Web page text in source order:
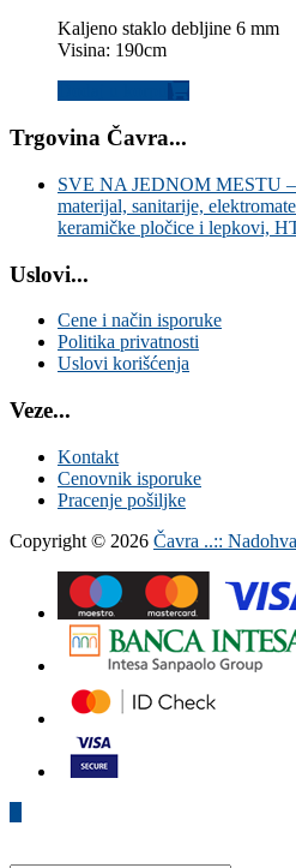
Kaljeno staklo debljine 6 mm
Visina: 190cm
Trgovina Čavra...
SVE NA JEDNOM MESTU
materijal, sanitarije,
keramičke pločice i lepkovi,
Uslovi...
Cene i način isporuke
Politika privatnosti
Uslovi korišćenja
Veze...
Kontakt
Cenovnik isporuke
Pracenje pošiljke
Copyright © 2026 Čavra ..::